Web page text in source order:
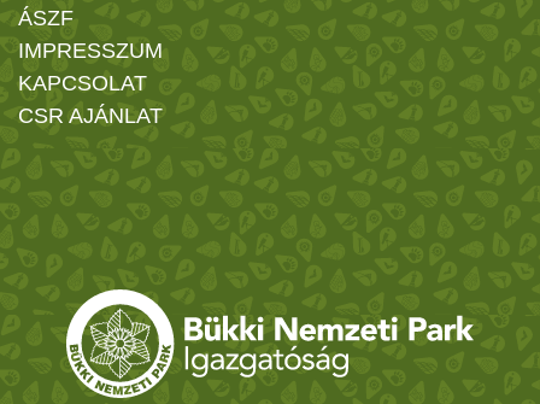
ÁSZF
IMPRESSZUM
KAPCSOLAT
CSR AJÁNLAT